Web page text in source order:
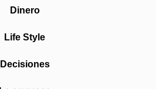
Dinero
Life Style
Decisiones